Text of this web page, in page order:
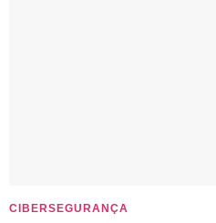
CIBERSEGURANÇA